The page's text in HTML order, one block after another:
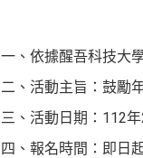
一、依據醒吾科技大
二、活動主旨：鼓勵
三、活動日期：112
四、報名時間：即日